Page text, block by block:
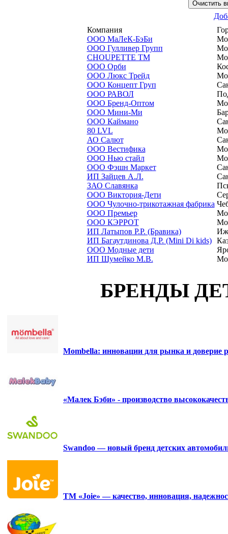
Компания
ООО МаЛеК-БэБи
ООО Гулливер Групп
CHOUPETTE ТМ
ООО Орби
ООО Люкс Трейд
ООО Концепт Груп
ООО РАВОЛ
ООО Бренд-Оптом
ООО Мини-Ми
ООО Каймано
80 LVL
АО Салют
ООО Вестифика
ООО Нью стайл
ООО Фэшн Маркет
ИП Зайцев А.Л.
ЗАО Славянка
ООО Виктория-Дети
ООО Чулочно-трикотажная фабрика
ООО Премьер
ООО КЭРРОТ
ИП Латыпов Р.Р. (Бравика)
ИП Багаутдинова Д.Р. (Mini Di kids)
ООО Модные дети
ИП Шумейко М.В.
БРЕНДЫ
Mombella: инновации для рынка и доверие
«Малек Бэби» - производство
Swandoo — новый бренд детских
ТМ «Joie» — качество, инновация,